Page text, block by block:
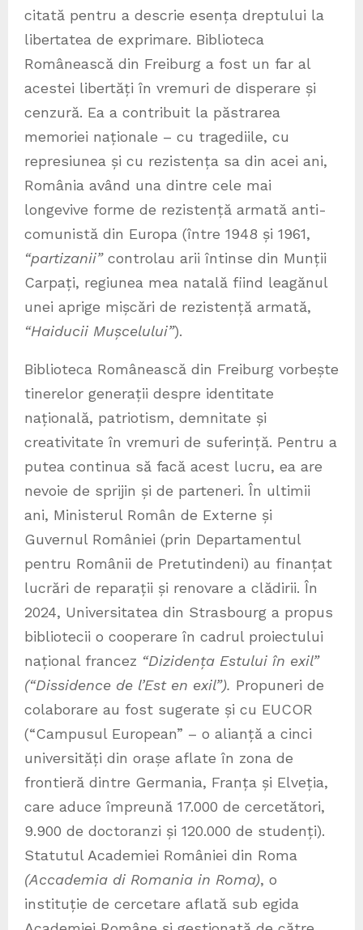
citată pentru a descrie esența dreptului la
libertatea de exprimare. Biblioteca
Românească din Freiburg a fost un far al
acestei libertăți în vremuri de disperare și
cenzură. Ea a contribuit la păstrarea
memoriei naționale – cu tragediile, cu
represiunea și cu rezistența sa din acei ani,
România având una dintre cele mai
longevive forme de rezistență armată anti-
comunistă din Europa (între 1948 și 1961,
“partizanii”controlau arii întinse din Munții
Carpați, regiunea mea natală fiind leagănul
unei aprige mișcări de rezistență armată,
“Haiducii Mușcelului”).
Biblioteca Românească din Freiburg vorbește
tinerelor generații despre identitate
națională, patriotism, demnitate și
creativitate în vremuri de suferință. Pentru a
putea continua să facă acest lucru, ea are
nevoie de sprijin și de parteneri. În ultimii
ani, Ministerul Român de Externe și
Guvernul României (prin Departamentul
pentru Românii de Pretutindeni) au finanțat
lucrări de reparații și renovare a clădirii. În
2024, Universitatea din Strasbourg a propus
bibliotecii o cooperare în cadrul proiectului
național francez “Dizidența Estului în exil”
(“Dissidence de l’Est en exil”). Propuneri de
colaborare au fost sugerate și cu EUCOR
(“Campusul European” – o alianță a cinci
universități din orașe aflate în zona de
frontieră dintre Germania, Franța și Elveția,
care aduce împreună 17.000 de cercetători,
9.900 de doctoranzi și 120.000 de studenți).
Statutul Academiei României din Roma
(Accademia di Romania in Roma), o
instituție de cercetare aflată sub egida